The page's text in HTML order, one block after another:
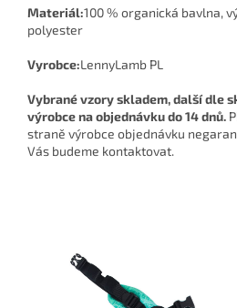
Materiál:100 % organická bavlna,
polyester
Vyrobce:LennyLamb PL
Vybrané vzory skladem, další dle
výrobce na objednávku do 14 dnů.
straně výrobce objednávku
Vás budeme kontaktovat.